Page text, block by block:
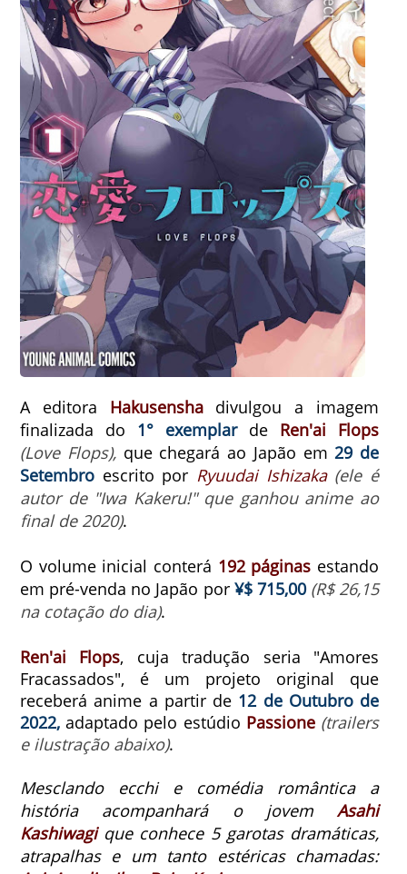
A editora Hakusenshadivulgou a imagem
finalizada do 1° exemplarde Ren'ai Flops
(Love Flops),que chegará ao Japão em29 de
Setembro escrito por Ryuudai Ishizaka (ele é
autor de "Iwa Kakeru!" que ganhou anime ao
final de 2020).
O volume inicial conterá 192 páginas estando
em pré-venda no Japão por ¥$ 715,00 (R$ 26,15
na cotação do dia).
Ren'ai Flops, cuja tradução seria "Amores
Fracassados", é um projeto original que
receberá anime a partir de 12 de Outubro de
2022, adaptado pelo estúdio Passione (trailers
e ilustração abaixo).
Mesclando ecchi e comédia romântica a
história acompanhará o jovemAsahi
Kashiwagique conhece 5 garotas dramáticas,
atrapalhas e um tanto estéricas chamadas: